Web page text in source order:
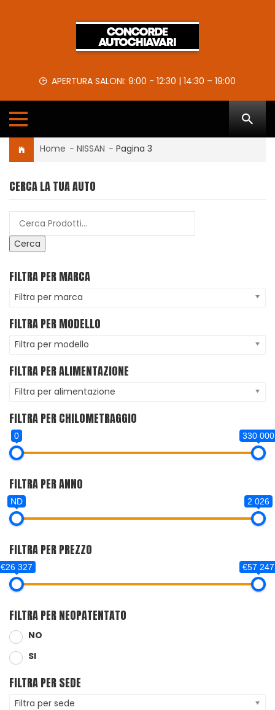
APERTURA SALONI: 9:00 - 12:30 | 14:30 – 19:00
Home - NISSAN - Pagina 3
CERCA LA TUA AUTO
Cerca
FILTRA PER MARCA
Filtra per marca
FILTRA PER MODELLO
Filtra per modello
FILTRA PER ALIMENTAZIONE
Filtra per alimentazione
FILTRA PER CHILOMETRAGGIO
0 330 000
FILTRA PER ANNO
ND 2 026
FILTRA PER PREZZO
€26 327 €57 247
FILTRA PER NEOPATENTATO
NO
SI
FILTRA PER SEDE
Filtra per sede